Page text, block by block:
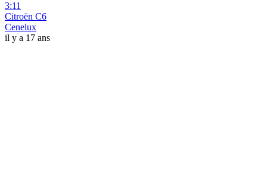
3:11
Citroën C6
Cenelux
il y a 17 ans